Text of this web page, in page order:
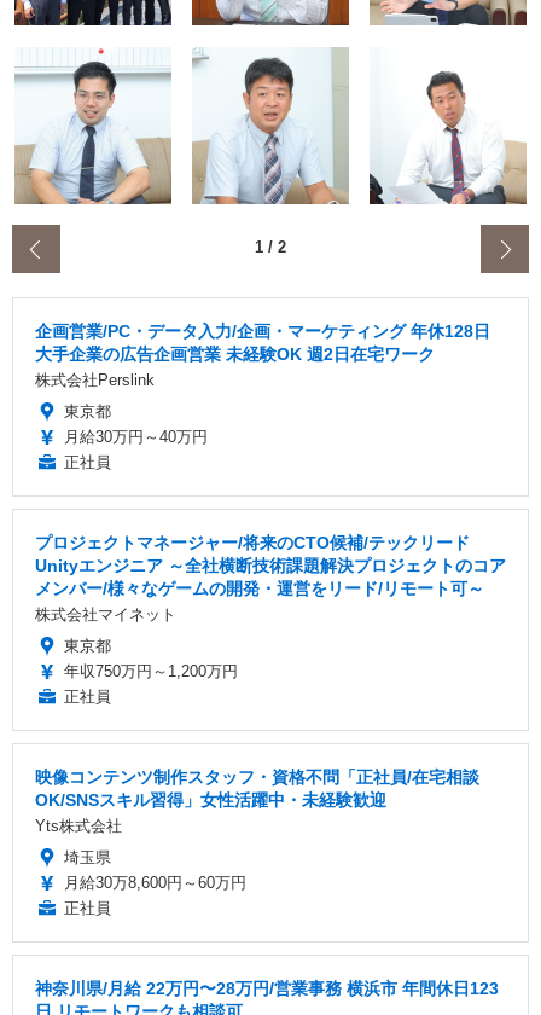
1 / 2
企画営業/PC・データ入力/企画・マーケティング 年休128日
大手企業の広告企画営業 未経験OK 週2日在宅ワーク
株式会社Perslink
東京都
月給30万円～40万円
正社員
プロジェクトマネージャー/将来のCTO候補/テックリード
Unityエンジニア ～全社横断技術課題解決プロジェクトのコア
メンバー/様々なゲームの開発・運営をリード/リモート可～
株式会社マイネット
東京都
年収750万円～1,200万円
正社員
映像コンテンツ制作スタッフ・資格不問「正社員/在宅相談
OK/SNSスキル習得」女性活躍中・未経験歓迎
Yts株式会社
埼玉県
月給30万8,600円～60万円
正社員
神奈川県/月給 22万円〜28万円/営業事務 横浜市 年間休日123